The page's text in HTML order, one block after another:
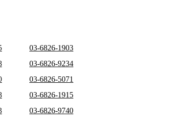
03-6826-1903
03-6826-9234
03-6826-5071
03-6826-1915
03-6826-9740